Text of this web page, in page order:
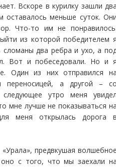
Вскоре в курилку зашли
оставалось меньше суток.
Что-то им не
из которой победителем
сломаны два ребра и ухо, а
Вот и побеседовали. Но и
Один из них отправился
переносицей, а другой –
утро меня
мне лучше не показываться
меня открылась дорога
предвкушая
с того, что мы заехали